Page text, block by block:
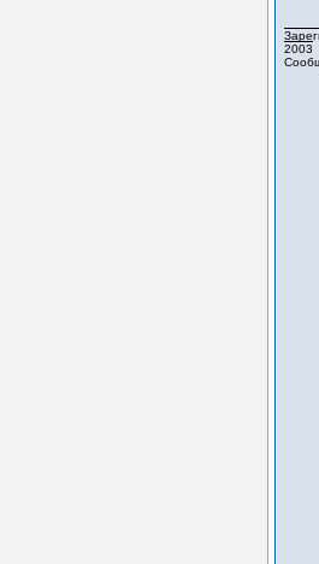
2003